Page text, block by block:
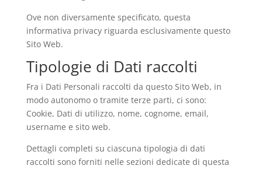
Ove non diversamente specificato, questa
informativa privacy riguarda esclusivamente questo
Sito Web.
Tipologie di Dati raccolti
Fra i Dati Personali raccolti da questo Sito Web, in
modo autonomo o tramite terze parti, ci sono:
Cookie, Dati di utilizzo, nome, cognome, email,
username e sito web.
Dettagli completi su ciascuna tipologia di dati
raccolti sono forniti nelle sezioni dedicate di questa